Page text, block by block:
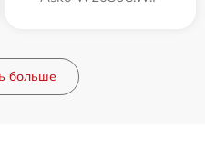
больше